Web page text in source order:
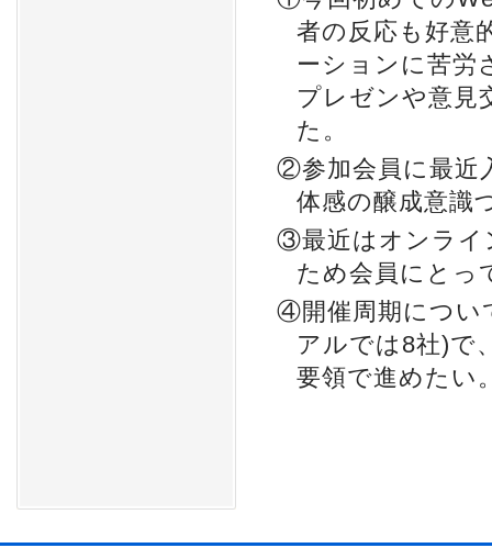
者の反応も好意
ーションに苦労
プレゼンや意見
た。
②参加会員に最近
体感の醸成意識
③最近はオンライ
ため会員にとっ
④開催周期につい
アルでは8社)で
要領で進めたい